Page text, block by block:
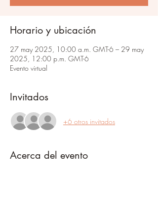
Horario y ubicación
27 may 2025, 10:00 a.m. GMT-6 – 29 may
2025, 12:00 p.m. GMT-6
Evento virtual
Invitados
+6 otros invitados
Acerca del evento